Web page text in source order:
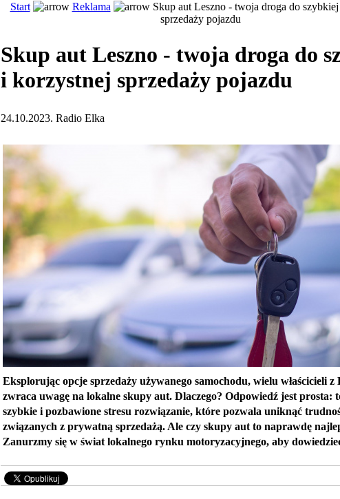
Start Reklama
Skup aut Leszno - twoja droga do
sprzedaży pojazdu
Skup aut Leszno - twoja droga do
i korzystnej sprzedaży pojazdu
24.10.2023. Radio Elka
Eksplorując opcje sprzedaży używanego samochodu, wielu właścicieli z
zwraca uwagę na lokalne skupy aut. Dlaczego? Odpowiedź jest prosta:
szybkie i pozbawione stresu rozwiązanie, które pozwala uniknąć
związanych z prywatną sprzedażą. Ale czy skupy aut to naprawdę
Zanurzmy się w świat lokalnego rynku motoryzacyjnego, aby